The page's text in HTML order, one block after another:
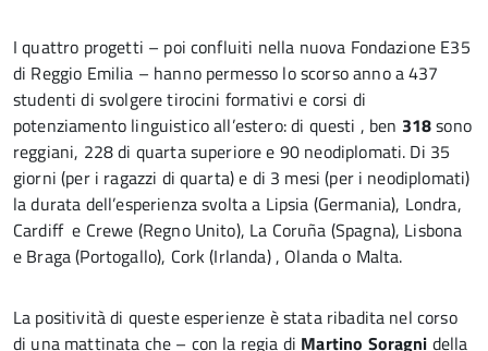
I quattro progetti – poi confluiti nella nuova Fondazione E35
di Reggio Emilia – hanno permesso lo scorso anno a 437
studenti di svolgere tirocini formativi e corsi di
potenziamento linguistico all’estero: di questi , ben 318sono
reggiani, 228 di quarta superiore e 90 neodiplomati. Di 35
giorni (per i ragazzi di quarta) e di 3 mesi (per i neodiplomati)
la durata dell’esperienza svolta a Lipsia (Germania), Londra,
Cardiff e Crewe (Regno Unito), La Coruña (Spagna), Lisbona
e Braga (Portogallo), Cork (Irlanda) , Olanda o Malta.
La positività di queste esperienze è stata ribadita nel corso
di una mattinata che – con la regia di Martino Soragni della